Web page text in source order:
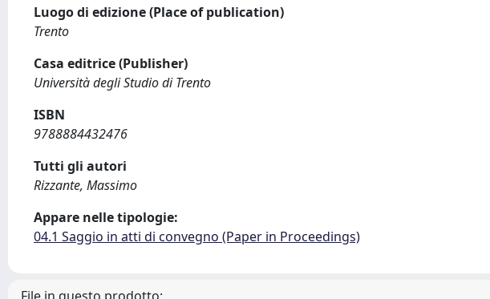
Luogo di edizione (Place of publication)
Trento
Casa editrice (Publisher)
Università degli Studio di Trento
ISBN
9788884432476
Tutti gli autori
Rizzante, Massimo
Appare nelle tipologie:
04.1 Saggio in atti di convegno (Paper in Proceedings)